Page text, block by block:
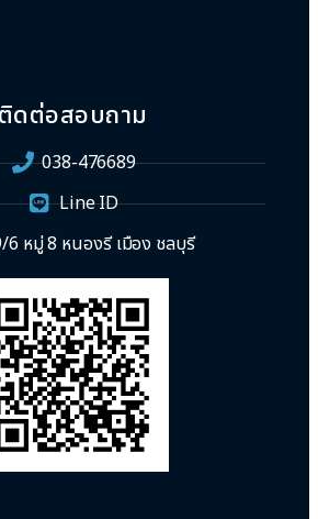
ติดต่อสอบถาม
038-476689
Line ID
6 หมู่ 8 หนองรี เมือง ชลบุรี